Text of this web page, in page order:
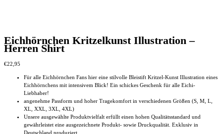
Eichhörnchen Kritzelkunst Illustration –
Herren Shirt
€22,95
Für alle Eichhörnchen Fans hier eine stilvolle Bleistift Kritzel-Kunst Illustration eines
Eichhörnchens mit intensivem Blick! Ein schickes Geschenk für alle Eichi-
Liebhaber!
angenehme Passform und hoher Tragekomfort in verschiedenen Größen (S, M, L,
XL, XXL, 3XL, 4XL)
Unsere ausgewählte Produktvielfalt erfüllt einen hohen Qualitätsstandard und
gewährleistet eine ausgezeichnete Produkt- sowie Druckqualität. Exklusiv in
Deutschland produziert